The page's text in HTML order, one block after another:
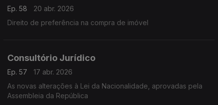
Ep. 58
20 abr. 2026
Direito de preferência na compra de imóvel
Consultório Jurídico
Ep. 57
17 abr. 2026
As novas alterações à Lei da Nacionalidade, aprovadas pela
Assembleia da República